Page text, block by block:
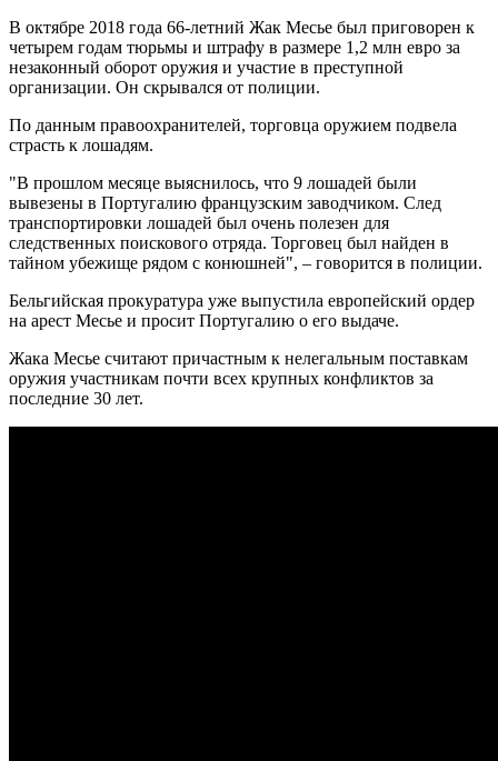
В октябре 2018 года 66-летний Жак Месье был приговорен к
четырем годам тюрьмы и штрафу в размере 1,2 млн евро за
незаконный оборот оружия и участие в преступной
организации. Он скрывался от полиции.
По данным правоохранителей, торговца оружием подвела
страсть к лошадям.
"В прошлом месяце выяснилось, что 9 лошадей были
вывезены в Португалию французским заводчиком. След
транспортировки лошадей был очень полезен для
следственных поискового отряда. Торговец был найден в
тайном убежище рядом с конюшней", – говорится в полиции.
Бельгийская прокуратура уже выпустила европейский ордер
на арест Месье и просит Португалию о его выдаче.
Жака Месье считают причастным к нелегальным поставкам
оружия участникам почти всех крупных конфликтов за
последние 30 лет.